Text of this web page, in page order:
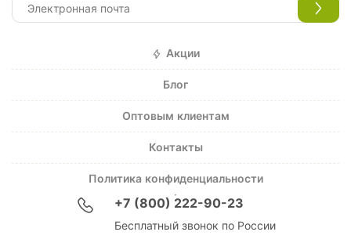
Акции
Блог
Оптовым клиентам
Контакты
Политика конфиденциальности
+7 (800) 222-90-23
Бесплатный звонок по России